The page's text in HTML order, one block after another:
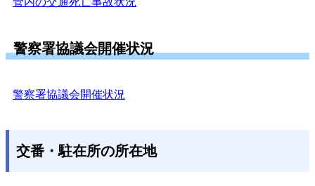
警察署協議会開催状況
警察署協議会開催状況
交番・駐在所の所在地